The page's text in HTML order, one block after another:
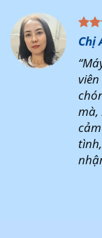
Chị
mà,